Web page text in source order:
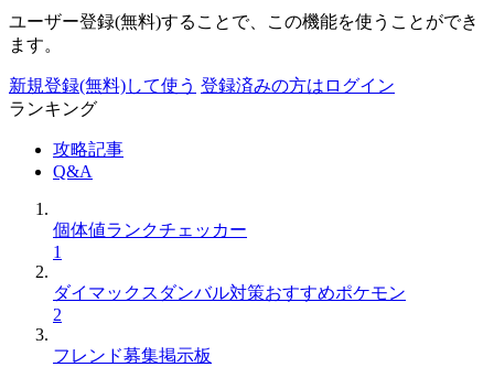
ユーザー登録(無料)することで、この機能を使うことができ
ます。
新規登録(無料)して使う 登録済みの方はログイン
ランキング
攻略記事
Q&A
個体値ランクチェッカー
1
ダイマックスダンバル対策おすすめポケモン
2
フレンド募集掲示板